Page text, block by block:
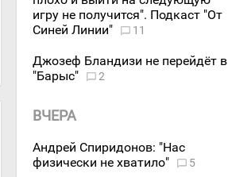
игру не получится". Подкаст "От
Синей Линии"
11
Джозеф Бландизи не перейдёт в
"Барыс"
2
ВЧЕРА
Андрей Спиридонов: "Нас
физически не хватило"
5